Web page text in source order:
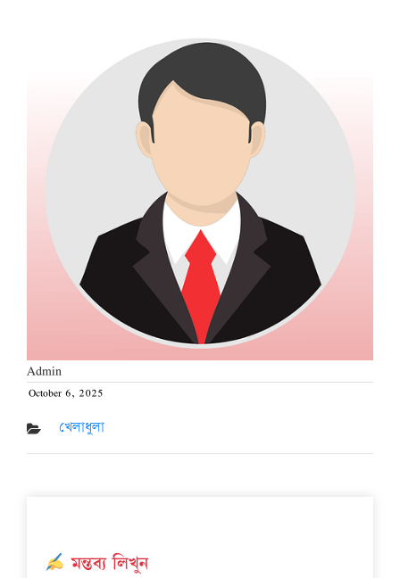
Admin
Posted
on
October 6, 2025
খেলাধুলা
মন্তব্য লিখুন